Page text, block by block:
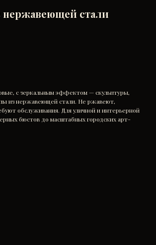
стали
с зеркальным эффектом — скульптуры,
из нержавеющей стали. Не ржавеют,
обслуживания. Для уличной и интерьерной
бюстов до масштабных городских арт-